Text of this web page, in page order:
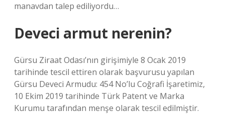
manavdan talep ediliyordu…
Deveci armut nerenin?
Gürsu Ziraat Odası’nın girişimiyle 8 Ocak 2019
tarihinde tescil ettiren olarak başvurusu yapılan
Gürsu Deveci Armudu: 454 No’lu Coğrafi İşaretimiz,
10 Ekim 2019 tarihinde Türk Patent ve Marka
Kurumu tarafından menşe olarak tescil edilmiştir.